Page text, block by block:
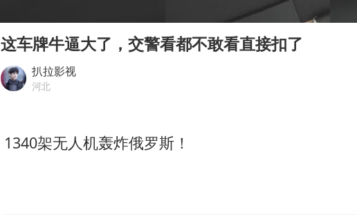
法国将禁止“未经同意的电话营销”
村民谈“梅姨”：叫的其实是“媒姨”
感觉全东北都在等7号
这车牌牛逼大了，交警看都不敢看直接扣了
扒拉影视
河北
1340架无人机轰炸俄罗斯！